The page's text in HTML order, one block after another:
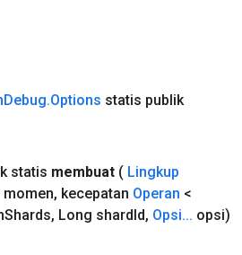
Debug.Options statis publik
statis membuat ( Lingkup
momen, kecepatan Operan <
Shards, Long shardId, Opsi... opsi)